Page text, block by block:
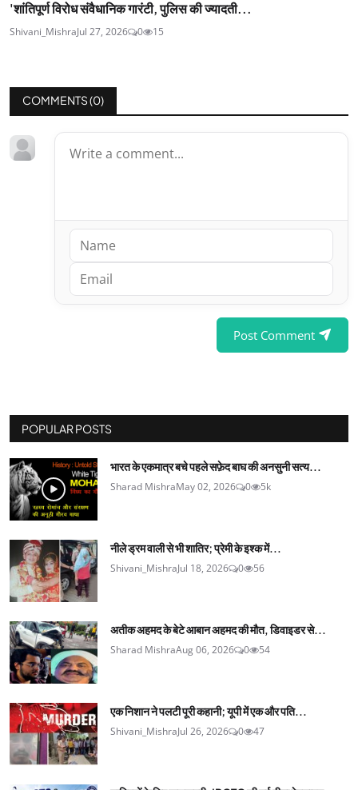
'शांतिपूर्ण विरोध संवैधानिक गारंटी, पुलिस की ज्यादती...
Shivani_MishraJul 27, 2026 0 15
COMMENTS (0)
Post Comment
POPULAR POSTS
भारत के एकमात्र बचे पहले सफ़ेद बाघ की अनसुनी सत्य...
Sharad MishraMay 02, 2026 0 5k
नीले ड्रम वाली से भी शातिर; प्रेमी के इश्‍क में...
Shivani_MishraJul 18, 2026 0 56
अतीक अहमद के बेटे आबान अहमद की मौत, डिवाइडर से...
Sharad MishraAug 06, 2026 0 54
एक निशान ने पलटी पूरी कहानी; यूपी में एक और पति...
Shivani_MishraJul 26, 2026 0 47